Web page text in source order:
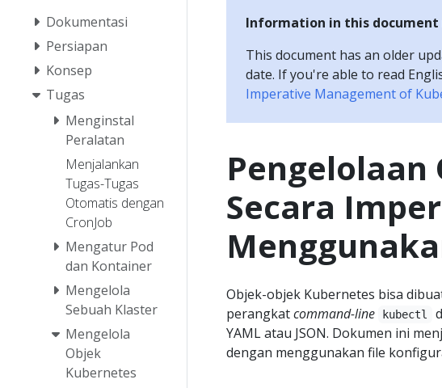
Dokumentasi
Persiapan
Konsep
Tugas
Menginstal
Peralatan
Menjalankan
Tugas-Tugas
Otomatis dengan
CronJob
Mengatur Pod
dan Kontainer
Mengelola
Sebuah Klaster
Mengelola
Objek
Kubernetes
Information in this
This document has an older
date. If you're able to read
Imperative Management of
Pengelolaan
Secara
Objek-objek Kubernetes bisa
perangkatcommand-line kubectl
YAML atau JSON. Dokumen ini
dengan menggunakan file